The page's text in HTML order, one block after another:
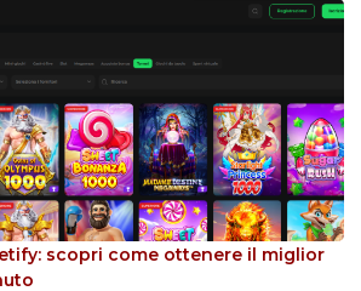
scopri come ottenere il miglior